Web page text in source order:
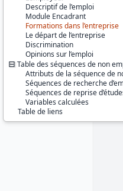
Descriptif de l’emploi
Module Encadrant
Formations dans l’entreprise
Le départ de l’entreprise
Discrimination
Opinions sur l’emploi
Table des séquences de non
Attributs de la séquence de
Séquences de recherche
Séquences de reprise
Variables calculées
Table de liens
Guyane
La